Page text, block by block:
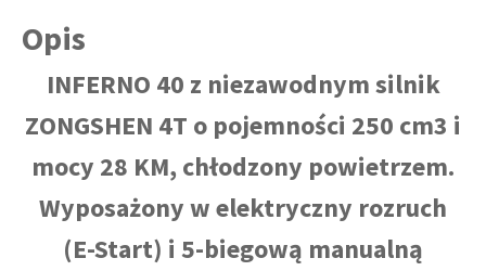
Opis
INFERNO 40 z niezawodnym silnik
ZONGSHEN 4T o pojemności 250 cm3 i
mocy 28 KM, chłodzony powietrzem.
Wyposażony w elektryczny rozruch
(E-Start) i 5-biegową manualną